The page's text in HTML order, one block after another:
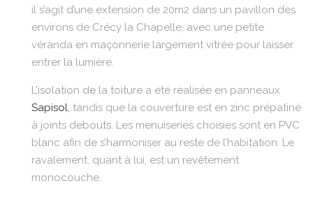
il s’agit d’une extension de 20m2 dans un pavillon des
environs de Crécy la Chapelle, avec une petite
véranda en maçonnerie largement vitrée pour laisser
entrer la lumière.
L’isolation de la toiture a été réalisée en panneaux
Sapisol, tandis que la couverture est en zinc prépatiné
à joints debouts. Les menuiseries choisies sont en PVC
blanc afin de s’harmoniser au reste de l’habitation. Le
ravalement, quant à lui, est un revêtement
monocouche.